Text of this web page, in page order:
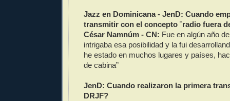
Jazz en Dominicana - JenD: Cuando
transmitir con el concepto ¨radio fuera
César Namnúm - CN: Fue en algún año
intrigaba esa posibilidad y la fui
he estado en muchos lugares y países,
de cabina”
JenD: Cuando realizaron la primera
DRJF?